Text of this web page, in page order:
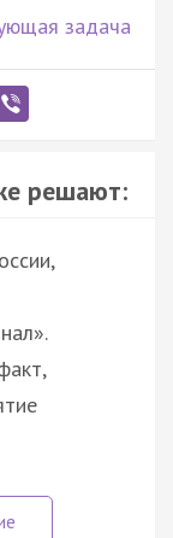
задача
решают: